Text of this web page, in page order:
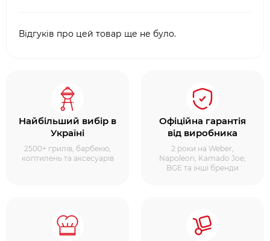
Відгуків про цей товар ще не було.
Найбільший вибір в
Україні
2500+ грилів, барбекю,
коптилень та аксесуарів
Офіційна гарантія
від виробника
2 роки на Weber,
Napoleon, Kamado Joe,
BGE та інші бренди